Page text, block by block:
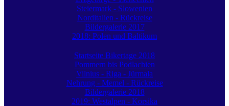
Steiermark - Slowenien
Norditalien - Rückreise
Bildergalerie 2017
2018: Polen und Baltikum
Startseite Bikertage 2018
Pommern bis Podlachien
Vilnius - Riga - Jürmala
Nehrung - Memel - Rückreise
Bildergalerie 2018
2019: Westalpen - Korsika